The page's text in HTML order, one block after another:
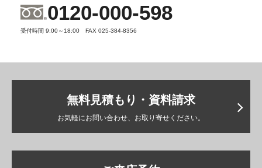
0120-000-598
受付時間 9:00～18:00 FAX 025-384-8356
無料見積もり・資料請求
お気軽にお問い合わせ、お取り寄せください。